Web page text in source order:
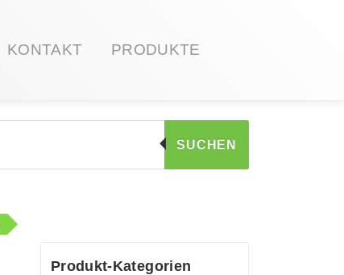
KONTAKT PRODUKTE
SUCHEN
Produkt-Kategorien